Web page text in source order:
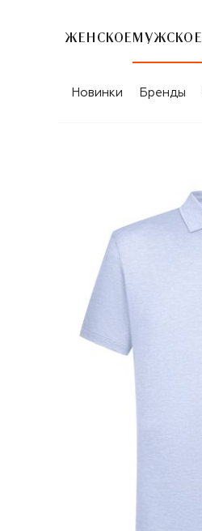
ЖЕНСКОЕ МУЖСКОЕ
Новинки Бренды